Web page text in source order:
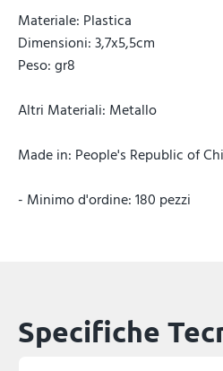
Materiale: Plastica
Dimensioni: 3,7x5,5cm
Peso: gr8
Altri Materiali: Metallo
Made in: People's Republic of
- Minimo d'ordine: 180 pezzi
Specifiche